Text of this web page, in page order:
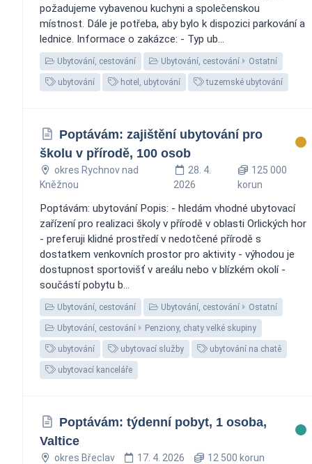
požadujeme vybavenou kuchyni a společenskou
místnost. Dále je potřeba, aby bylo k dispozici parkování a
lednice. Informace o zakázce: - Typ ub...
Ubytování, cestování Ubytování, cestování Ostatní
ubytování hotel, ubytování tuzemské ubytování
Poptávám: zajištění ubytování pro
školu v přírodě, 100 osob
okres Rychnov nad
Kněžnou
28. 4.
2026
125 000
korun
Poptávám: ubytování Popis: - hledám vhodné ubytovací
zařízení pro realizaci školy v přírodě v oblasti Orlických hor
- preferuji klidné prostředí v nedotčené přírodě s
dostatkem venkovních prostor pro aktivity - výhodou je
dostupnost sportovišť v areálu nebo v blízkém okolí -
součástí pobytu b...
Ubytování, cestování Ubytování, cestování Ostatní
Ubytování, cestování Penziony, chaty velké skupiny
ubytování ubytovací služby ubytování na chatě
ubytovací kanceláře
Poptávám: týdenní pobyt, 1 osoba,
Valtice
okres Břeclav 17. 4. 2026 12 500 korun